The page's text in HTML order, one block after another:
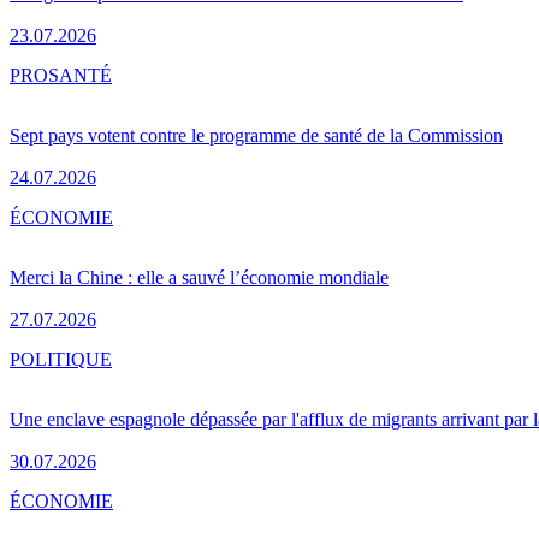
23.07.2026
Sept pays votent contre le programme de santé de la Commission
24.07.2026
PROSANTÉ
Merci la Chine : elle a sauvé l’économie mondiale
27.07.2026
ÉCONOMIE
Une enclave espagnole dépassée par l'afflux de migrants arrivant par
30.07.2026
POLITIQUE
ÉCONOMIE